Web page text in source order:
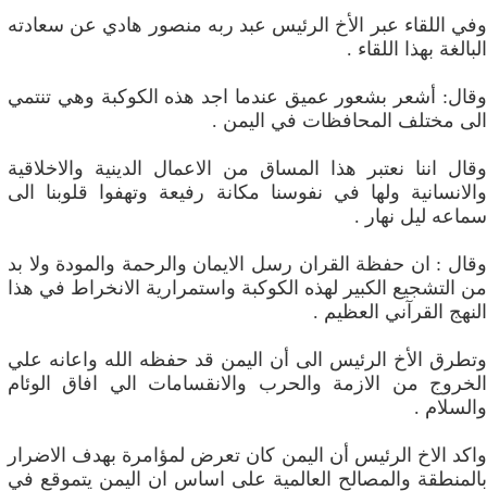
وفي اللقاء عبر الأخ الرئيس عبد ربه منصور هادي عن سعادته
البالغة بهذا اللقاء .
وقال: أشعر بشعور عميق عندما اجد هذه الكوكبة وهي تنتمي
الى مختلف المحافظات في اليمن .
وقال اننا نعتبر هذا المساق من الاعمال الدينية والاخلاقية
والانسانية ولها في نفوسنا مكانة رفيعة وتهفوا قلوبنا الى
سماعه ليل نهار .
وقال : ان حفظة القران رسل الايمان والرحمة والمودة ولا بد
من التشجيع الكبير لهذه الكوكبة واستمرارية الانخراط في هذا
النهج القرآني العظيم .
وتطرق الأخ الرئيس الى أن اليمن قد حفظه الله واعانه علي
الخروج من الازمة والحرب والانقسامات الي افاق الوئام
والسلام .
واكد الاخ الرئيس أن اليمن كان تعرض لمؤامرة بهدف الاضرار
بالمنطقة والمصالح العالمية على اساس ان اليمن يتموقع في